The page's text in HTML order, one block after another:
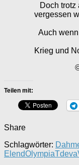
Doch
vergessen
Auch
Krieg und
Teilen mit:
Share
Schlagwörter:
ElendOlympiaTdeva